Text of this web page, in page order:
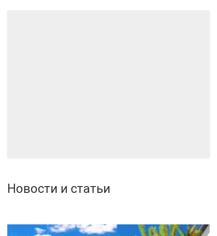
Новости и статьи